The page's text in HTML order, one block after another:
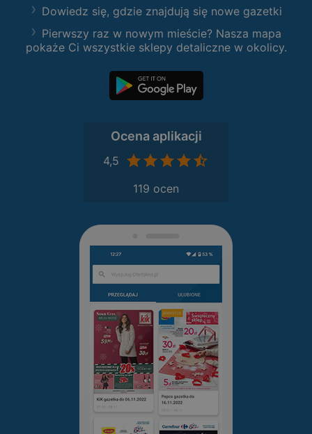
Dowiedz się, gdzie znajdują się nowe gazetki
Pierwszy raz w nowym mieście? Nasza mapa
pokaże Ci wszystkie sklepy detaliczne w okolicy.
Ocena aplikacji
4,5
119 ocen